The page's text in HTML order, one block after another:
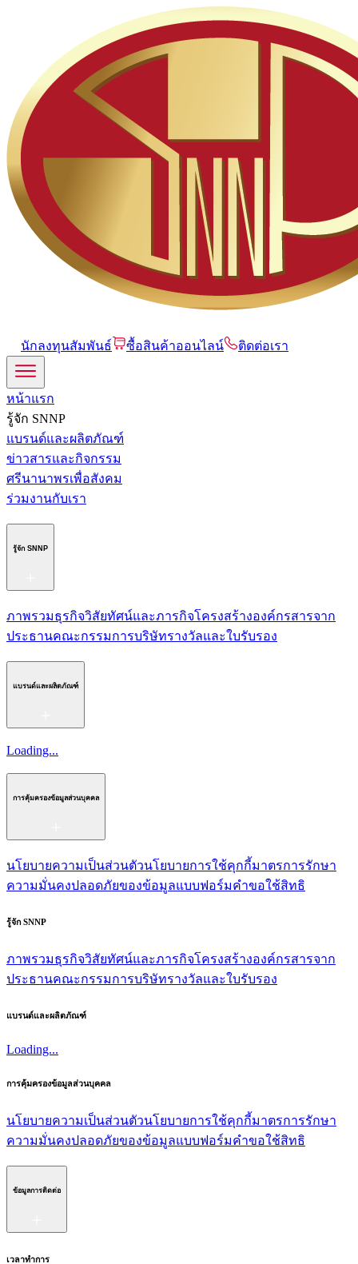
นักลงทุนสัมพันธ์ ซื้อสินค้าออนไลน์ ติดต่อเรา
หน้าแรก
รู้จัก SNNP
แบรนด์และผลิตภัณฑ์
ข่าวสารและกิจกรรม
ศรีนานาพรเพื่อสังคม
ร่วมงานกับเรา
รู้จัก SNNP
ภาพรวมธุรกิจวิสัยทัศน์และภารกิจโครงสร้างองค์กรสารจาก
ประธานคณะกรรมการบริษัทรางวัลและใบรับรอง
แบรนด์และผลิตภัณฑ์
Loading...
การคุ้มครองข้อมูลส่วนบุคคล
นโยบายความเป็นส่วนตัวนโยบายการใช้คุกกี้มาตรการรักษา
ความมั่นคงปลอดภัยของข้อมูลแบบฟอร์มคำขอใช้สิทธิ
รู้จัก SNNP
ภาพรวมธุรกิจวิสัยทัศน์และภารกิจโครงสร้างองค์กรสารจาก
ประธานคณะกรรมการบริษัทรางวัลและใบรับรอง
แบรนด์และผลิตภัณฑ์
Loading...
การคุ้มครองข้อมูลส่วนบุคคล
นโยบายความเป็นส่วนตัวนโยบายการใช้คุกกี้มาตรการรักษา
ความมั่นคงปลอดภัยของข้อมูลแบบฟอร์มคำขอใช้สิทธิ
ข้อมูลการติดต่อ
เวลาทำการ